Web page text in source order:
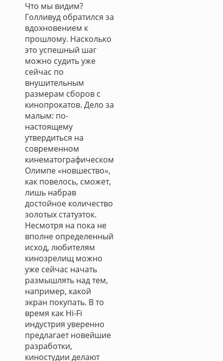
Что мы видим?
Голливуд обратился за
вдохновением к
прошлому. Насколько
это успешный шаг
можно судить уже
сейчас по
внушительным
размерам сборов с
кинопрокатов. Дело за
малым: по-
настоящему
утвердиться на
современном
кинематографическом
Олимпе «новшество»,
как повелось, сможет,
лишь набрав
достойное количество
золотых статуэток.
Несмотря на пока не
вполне определенный
исход, любителям
кинозрелищ можно
уже сейчас начать
размышлять над тем,
например, какой
экран покупать. В то
время как Hi-Fi
индустрия уверенно
предлагает новейшие
разработки,
киностудии делают